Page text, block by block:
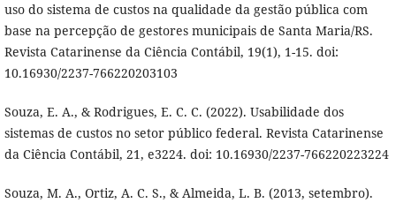
uso do sistema de custos na qualidade da gestão pública com
base na percepção de gestores municipais de Santa Maria/RS.
Revista Catarinense da Ciência Contábil, 19(1), 1-15. doi:
10.16930/2237-766220203103
Souza, E. A., & Rodrigues, E. C. C. (2022). Usabilidade dos
sistemas de custos no setor público federal. Revista Catarinense
da Ciência Contábil, 21, e3224. doi: 10.16930/2237-766220223224
Souza, M. A., Ortiz, A. C. S., & Almeida, L. B. (2013, setembro).